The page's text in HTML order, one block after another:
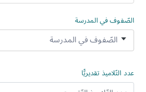
الصّفوف في المدرسة
الصّفوف في المدرسة
الصّفّ الرّابع
عدد التّلاميذ تقديريًّا